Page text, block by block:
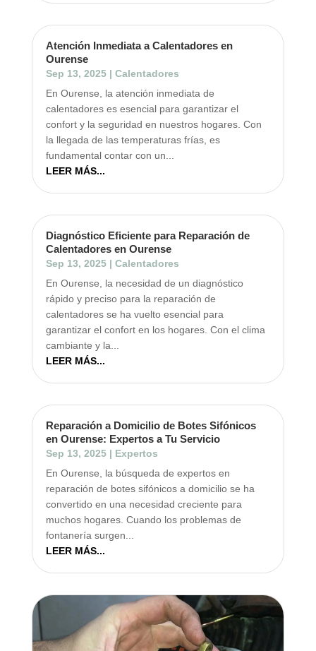
Atención Inmediata a Calentadores en
Ourense
Sep 13, 2025| Calentadores
En Ourense, la atención inmediata de
calentadores es esencial para garantizar el
confort y la seguridad en nuestros hogares. Con
la llegada de las temperaturas frías, es
fundamental contar con un...
LEER MÁS...
Diagnóstico Eficiente para Reparación de
Calentadores en Ourense
Sep 13, 2025| Calentadores
En Ourense, la necesidad de un diagnóstico
rápido y preciso para la reparación de
calentadores se ha vuelto esencial para
garantizar el confort en los hogares. Con el clima
cambiante y la...
LEER MÁS...
Reparación a Domicilio de Botes Sifónicos
en Ourense: Expertos a Tu Servicio
Sep 13, 2025| Expertos
En Ourense, la búsqueda de expertos en
reparación de botes sifónicos a domicilio se ha
convertido en una necesidad creciente para
muchos hogares. Cuando los problemas de
fontanería surgen...
LEER MÁS...